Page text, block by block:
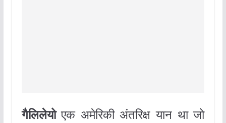
गैलिलेयोएक अमेरिकी अंतरिक्ष यान था जो